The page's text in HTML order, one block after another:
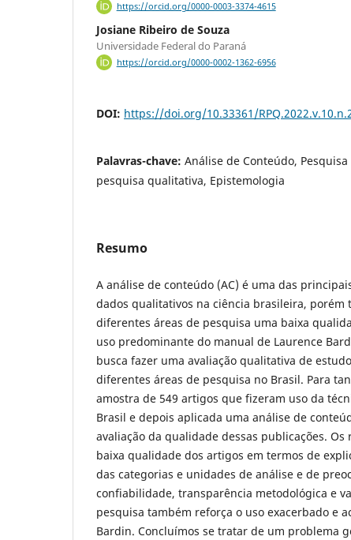
https://orcid.org/0000-0003-3374-4615
Josiane Ribeiro de Souza
Universidade Federal do Paraná
https://orcid.org/0000-0002-1362-6956
DOI: https://doi.org/10.33361/
Palavras-chave: Análise de Conteúdo,
pesquisa qualitativa, Epistemologia
Resumo
A análise de conteúdo (AC) é uma das
dados qualitativos na ciência brasileira, porém
diferentes áreas de pesquisa uma baixa
uso predominante do manual de Laurence
busca fazer uma avaliação qualitativa de
diferentes áreas de pesquisa no Brasil. Para
amostra de 549 artigos que fizeram uso da
Brasil e depois aplicada uma análise de
avaliação da qualidade dessas publicações.
baixa qualidade dos artigos em termos de
das categorias e unidades de análise e de
confiabilidade, transparência metodológica e
pesquisa também reforça o uso exacerbado e
Bardin. Concluímos se tratar de um problema